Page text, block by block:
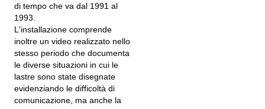
di tempo che va dal 1991 al
1993.
L'installazione comprende
inoltre un video realizzato nello
stesso periodo che documenta
le diverse situazioni in cui le
lastre sono state disegnate
evidenziando le difficoltà di
comunicazione, ma anche la